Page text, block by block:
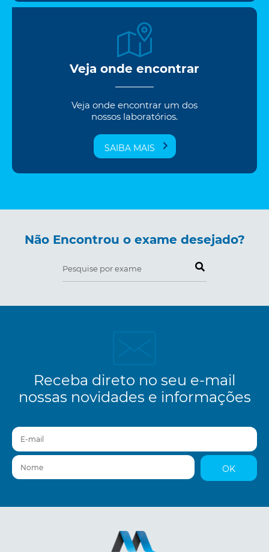
Veja onde encontrar
Veja onde encontrar um dos
nossos laboratórios.
SAIBA MAIS
Não Encontrou o exame desejado?
Pesquise por exame
Receba direto no seu e-mail
nossas novidades e informações
E-mail
Nome
OK